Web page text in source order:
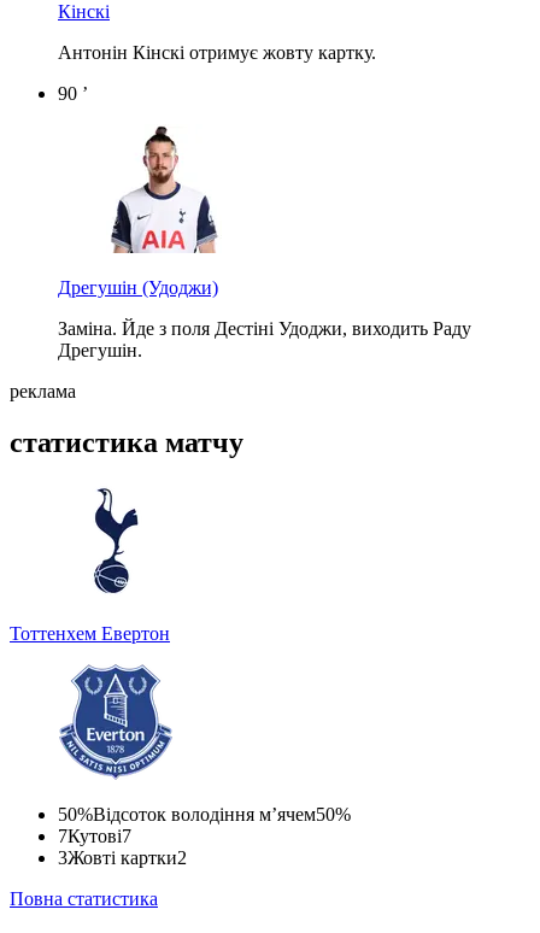
Кінскі
Антонін Кінскі отримує жовту картку.
90 ’
Дрегушін (Удоджи)
Заміна. Йде з поля Дестіні Удоджи, виходить Раду
Дрегушін.
реклама
статистика матчу
Тоттенхем Евертон
50%Відсоток володіння м’ячем50%
7Кутові7
3Жовті картки2
Повна статистика